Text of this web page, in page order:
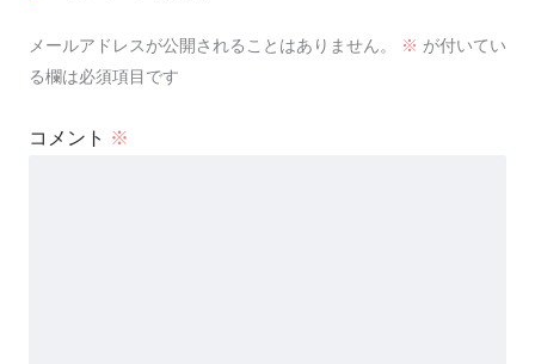
メールアドレスが公開されることはありません。 ※ が付いてい
る欄は必須項目です
コメント ※